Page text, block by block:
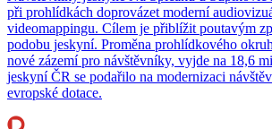
při prohlídkách doprovázet moderní
videomappingu. Cílem je přiblížit poutavým
podobu jeskyní. Proměna prohlídkového
nové zázemí pro návštěvníky, vyjde na 18,6
jeskyní ČR se podařilo na modernizaci
evropské dotace.